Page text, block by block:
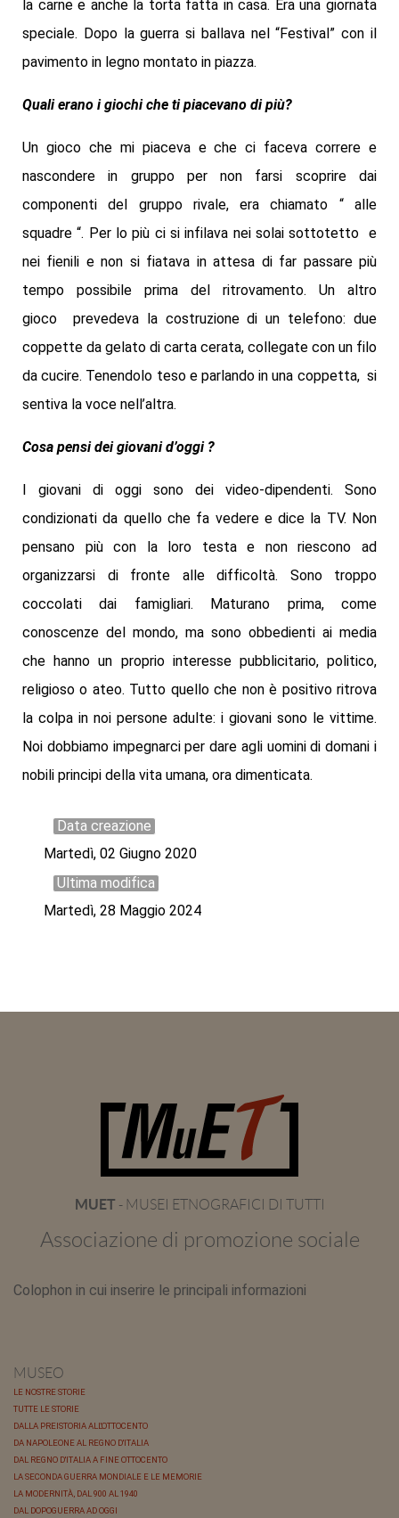
la carne e anche la torta fatta in casa. Era una giornata
speciale. Dopo la guerra si ballava nel “Festival” con il
pavimento in legno montato in piazza.
Quali erano i giochi che ti piacevano di più?
Un gioco che mi piaceva e che ci faceva correre e
nascondere in gruppo per non farsi scoprire dai
componenti del gruppo rivale, era chiamato “ alle
squadre “. Per lo più ci si infilava nei solai sottotetto e
nei fienili e non si fiatava in attesa di far passare più
tempo possibile prima del ritrovamento. Un altro
gioco prevedeva la costruzione di un telefono: due
coppette da gelato di carta cerata, collegate con un filo
da cucire. Tenendolo teso e parlando in una coppetta, si
sentiva la voce nell’altra.
Cosa pensi dei giovani d’oggi ?
I giovani di oggi sono dei video-dipendenti. Sono
condizionati da quello che fa vedere e dice la TV. Non
pensano più con la loro testa e non riescono ad
organizzarsi di fronte alle difficoltà. Sono troppo
coccolati dai famigliari. Maturano prima, come
conoscenze del mondo, ma sono obbedienti ai media
che hanno un proprio interesse pubblicitario, politico,
religioso o ateo. Tutto quello che non è positivo ritrova
la colpa in noi persone adulte: i giovani sono le vittime.
Noi dobbiamo impegnarci per dare agli uomini di domani i
nobili principi della vita umana, ora dimenticata.
Data creazione
Martedì, 02 Giugno 2020
Ultima modifica
Martedì, 28 Maggio 2024
MUET - MUSEI ETNOGRAFICI DI TUTTI
Associazione di promozione sociale
Colophon in cui inserire le principali informazioni
MUSEO
LE NOSTRE STORIE
TUTTE LE STORIE
DALLA PREISTORIA ALL'OTTOCENTO
DA NAPOLEONE AL REGNO D'ITALIA
DAL REGNO D'ITALIA A FINE OTTOCENTO
LA SECONDA GUERRA MONDIALE E LE MEMORIE
LA MODERNITÀ, DAL 900 AL 1940
DAL DOPOGUERRA AD OGGI